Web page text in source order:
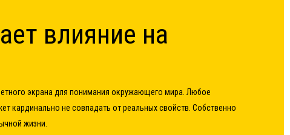
влияние на
экрана для понимания окружающего мира. Любое
кардинально не совпадать от реальных свойств. Собственно
жизни.